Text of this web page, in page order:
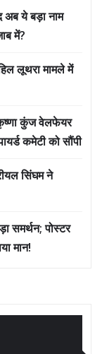
अब ये बड़ा नाम
में?
लूथरा मामले में
कृष्णा कुंज वेलफेयर
कमेटी को सौंपी
सिंघम ने
समर्थन; पोस्टर
मान!